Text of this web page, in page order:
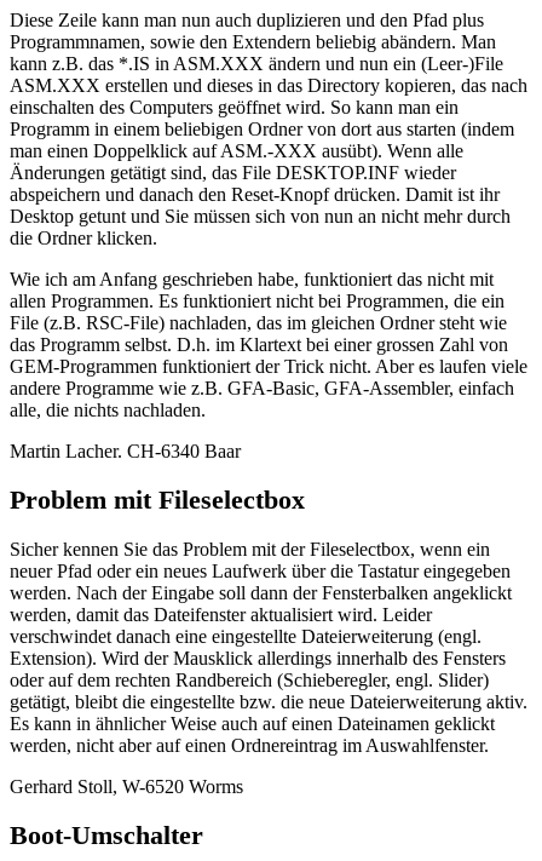
Diese Zeile kann man nun auch duplizieren und den Pfad plus
Programmnamen, sowie den Extendern beliebig abändern. Man
kann z.B. das *.IS in ASM.XXX ändern und nun ein (Leer-)File
ASM.XXX erstellen und dieses in das Directory kopieren, das nach
einschalten des Computers geöffnet wird. So kann man ein
Programm in einem beliebigen Ordner von dort aus starten (indem
man einen Doppelklick auf ASM.-XXX ausübt). Wenn alle
Änderungen getätigt sind, das File DESKTOP.INF wieder
abspeichern und danach den Reset-Knopf drücken. Damit ist ihr
Desktop getunt und Sie müssen sich von nun an nicht mehr durch
die Ordner klicken.
Wie ich am Anfang geschrieben habe, funktioniert das nicht mit
allen Programmen. Es funktioniert nicht bei Programmen, die ein
File (z.B. RSC-File) nachladen, das im gleichen Ordner steht wie
das Programm selbst. D.h. im Klartext bei einer grossen Zahl von
GEM-Programmen funktioniert der Trick nicht. Aber es laufen viele
andere Programme wie z.B. GFA-Basic, GFA-Assembler, einfach
alle, die nichts nachladen.
Martin Lacher. CH-6340 Baar
Problem mit Fileselectbox
Sicher kennen Sie das Problem mit der Fileselectbox, wenn ein
neuer Pfad oder ein neues Laufwerk über die Tastatur eingegeben
werden. Nach der Eingabe soll dann der Fensterbalken angeklickt
werden, damit das Dateifenster aktualisiert wird. Leider
verschwindet danach eine eingestellte Dateierweiterung (engl.
Extension). Wird der Mausklick allerdings innerhalb des Fensters
oder auf dem rechten Randbereich (Schieberegler, engl. Slider)
getätigt, bleibt die eingestellte bzw. die neue Dateierweiterung aktiv.
Es kann in ähnlicher Weise auch auf einen Dateinamen geklickt
werden, nicht aber auf einen Ordnereintrag im Auswahlfenster.
Gerhard Stoll, W-6520 Worms
Boot-Umschalter